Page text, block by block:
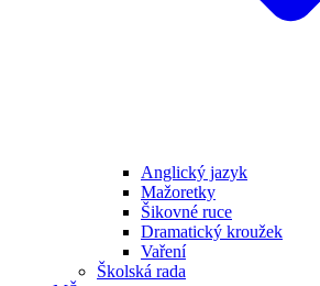
Anglický jazyk
Mažoretky
Šikovné ruce
Dramatický kroužek
Vaření
Školská rada